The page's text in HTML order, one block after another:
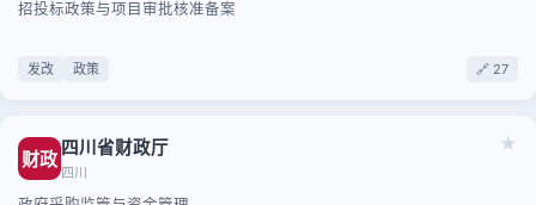
招投标政策与项目审批核准备案
发改 政策 🔗 27
★
财政 四川省财政厅
四川